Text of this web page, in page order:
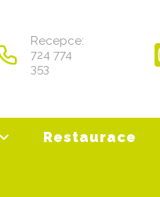
Recepce:
724 774
353
Restaurace